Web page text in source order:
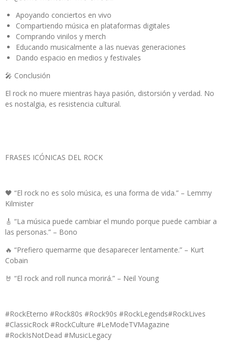
Apoyando conciertos en vivo
Compartiendo música en plataformas digitales
Comprando vinilos y merch
Educando musicalmente a las nuevas generaciones
Dando espacio en medios y festivales
🎤 Conclusión
El rock no muere mientras haya pasión, distorsión y verdad. No
es nostalgia, es resistencia cultural.
FRASES ICÓNICAS DEL ROCK
🖤 “El rock no es solo música, es una forma de vida.” – Lemmy
Kilmister
🎸 “La música puede cambiar el mundo porque puede cambiar a
las personas.” – Bono
🔥 “Prefiero quemarme que desaparecer lentamente.” – Kurt
Cobain
🤘 “El rock and roll nunca morirá.” – Neil Young
#RockEterno #Rock80s #Rock90s #RockLegends#RockLives
#ClassicRock #RockCulture #LeModeTVMagazine
#RockIsNotDead #MusicLegacy